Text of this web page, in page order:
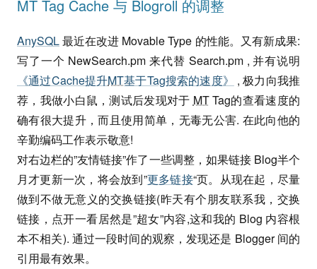
MT Tag Cache 与 Blogroll 的调整
AnySQL最近在改进 Movable Type 的性能。又有新成果:
写了一个 NewSearch.pm 来代替 Search.pm , 并有说明
《通过Cache提升MT基于Tag搜索的速度》
, 极力向我推
荐，我做小白鼠，测试后发现对于 MTTag的查看速度的
确有很大提升，而且使用简单，无毒无公害. 在此向他的
辛勤编码工作表示敬意!
对右边栏的”友情链接”作了一些调整，如果链接 Blog半个
月才更新一次，将会放到”更多链接“页。从现在起，尽量
做到不做无意义的交换链接(昨天有个朋友联系我，交换
链接，点开一看居然是”超女”内容,这和我的 Blog 内容根
本不相关). 通过一段时间的观察，发现还是 Blogger 间的
引用最有效果。